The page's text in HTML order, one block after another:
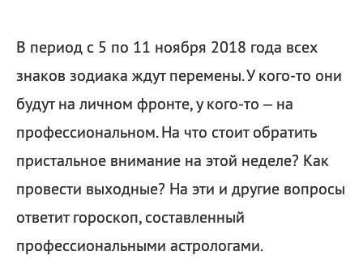
В период с 5 по 11 ноября 2018 года всех
знаков зодиака ждут перемены. У кого-то они
будут на личном фронте, у кого-то – на
профессиональном. На что стоит обратить
пристальное внимание на этой неделе? Как
провести выходные? На эти и другие вопросы
ответит гороскоп, составленный
профессиональными астрологами.